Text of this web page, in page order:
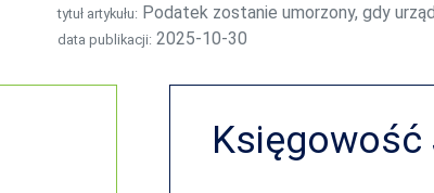
tytuł artykułu: Podatek zostanie umorzony, gdy
data publikacji: 2025-10-30
Księgowość